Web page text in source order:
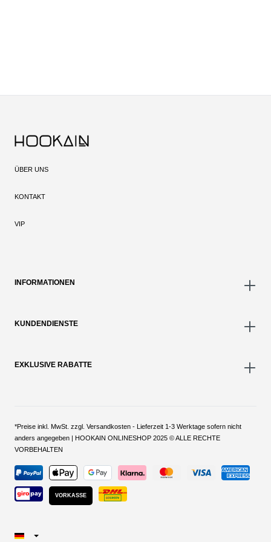
ÜBER UNS
KONTAKT
VIP
INFORMATIONEN
KUNDENDIENSTE
EXKLUSIVE RABATTE
*Preise inkl. MwSt. zzgl. Versandkosten - Lieferzeit 1-3 Werktage sofern nicht
anders angegeben | HOOKAIN ONLINESHOP 2025 © ALLE RECHTE
VORBEHALTEN
VORKASSE